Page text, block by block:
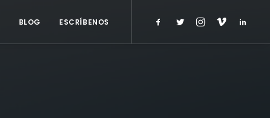
BLOG ESCRÍBENOS